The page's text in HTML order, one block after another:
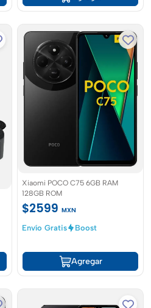
Xiaomi POCO C75 6GB RAM
128GB ROM
$2599 MXN
Envío Gratis
Boost
Agregar